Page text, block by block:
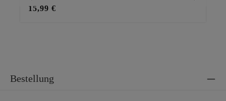
15,99 €
Bestellung